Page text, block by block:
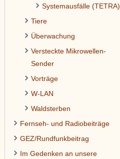
Systemausfälle (TETRA)
Tiere
Überwachung
Versteckte Mikrowellen-
Sender
Vorträge
W-LAN
Waldsterben
Fernseh- und Radiobeiträge
GEZ/Rundfunkbeitrag
Im Gedenken an unsere